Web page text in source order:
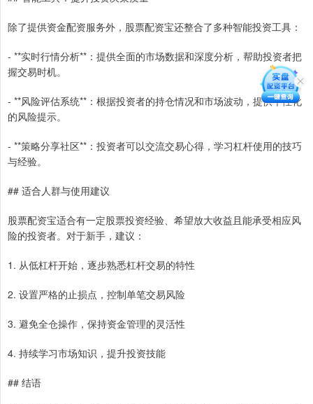
除了提供资金配资服务外，股票配资宝还整合了多种智能投资工具：
- **实时行情分析**：提供全面的市场数据和深度分析，帮助投资者把
握交易时机。
- **风险评估系统**：根据投资者的持仓情况和市场波动，提供个性化
的风险提示。
- **策略分享社区**：投资者可以交流交易心得，学习杠杆使用的技巧
与经验。
## 适合人群与使用建议
股票配资宝适合有一定股票投资经验、希望放大收益且能承受相应风
险的投资者。对于新手，建议：
1. 从低杠杆开始，逐步熟悉杠杆交易的特性
2. 设置严格的止损点，控制单笔交易风险
3. 避免全仓操作，保持资金管理的灵活性
4. 持续学习市场知识，提升投资技能
## 结语